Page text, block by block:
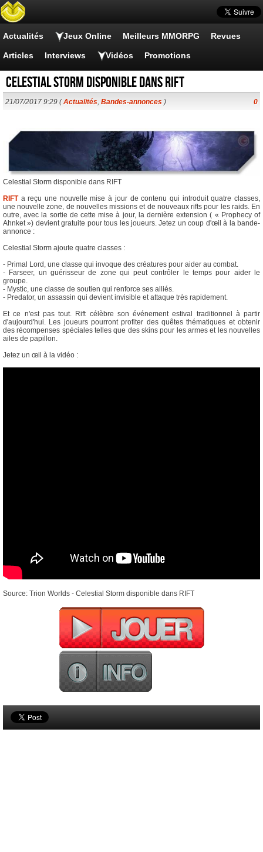
Actualités Jeux Online Meilleurs MMORPG Revues
Articles Interviews Vidéos Promotions
Celestial Storm disponible dans RIFT
21/07/2017 9:29 (Actualités, Bandes-annonces ) 0
Celestial Storm disponible dans RIFT
RIFTa reçu une nouvelle mise à jour de contenu qui introduit quatre classes,
une nouvelle zone, de nouvelles missions et de nouveaux rifts pour les raids. En
outre, avec la sortie de cette mise à jour, la dernière extension ( « Prophecy of
Ahnket ») devient gratuite pour tous les joueurs. Jetez un coup d'œil à la bande-
annonce :
Celestial Storm ajoute quatre classes :
- Primal Lord, une classe qui invoque des créatures pour aider au combat.
- Farseer, un guérisseur de zone qui peut contrôler le temps pour aider le
groupe.
- Mystic, une classe de soutien qui renforce ses alliés.
- Predator, un assassin qui devient invisible et attaque très rapidement.
Et ce n'est pas tout. Rift célèbre son événement estival traditionnel à partir
d'aujourd'hui. Les joueurs pourront profiter des quêtes thématiques et obtenir
des récompenses spéciales telles que des skins pour les armes et les nouvelles
ailes de papillon.
Jetez un œil à la vidéo :
Source: Trion Worlds - Celestial Storm disponible dans RIFT